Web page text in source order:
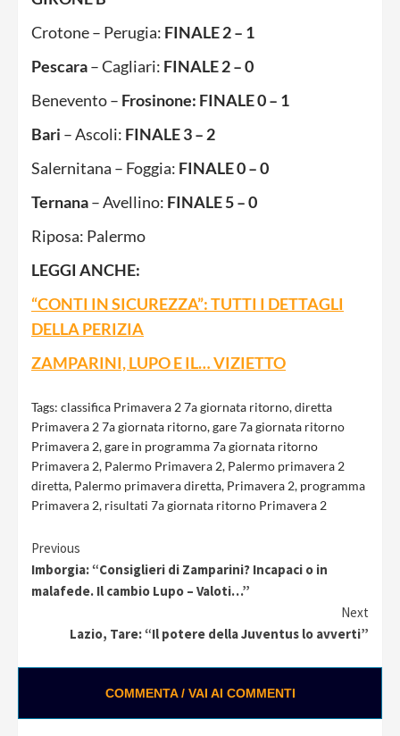
Crotone – Perugia: FINALE 2 – 1
Pescara– Cagliari: FINALE 2 – 0
Benevento – Frosinone: FINALE 0 – 1
Bari – Ascoli: FINALE 3 – 2
Salernitana – Foggia: FINALE 0 – 0
Ternana– Avellino: FINALE 5 – 0
Riposa: Palermo
LEGGI ANCHE:
“CONTI IN SICUREZZA”: TUTTI I DETTAGLI
DELLA PERIZIA
ZAMPARINI, LUPO E IL… VIZIETTO
Tags: classifica Primavera 2 7a giornata ritorno,diretta
Primavera 2 7a giornata ritorno,gare 7a giornata ritorno
Primavera 2,gare in programma 7a giornata ritorno
Primavera 2, Palermo Primavera 2, Palermo primavera 2
diretta, Palermo primavera diretta, Primavera 2, programma
Primavera 2, risultati 7a giornata ritorno Primavera 2
Continue
Reading
Previous
Imborgia: “Consiglieri di Zamparini? Incapaci o in
malafede. Il cambio Lupo – Valoti…”
Next
Lazio, Tare: “Il potere della Juventus lo avverti”
COMMENTA / VAI AI COMMENTI